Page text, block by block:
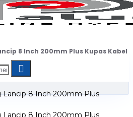
8 Inch 200mm Plus Kupas Kabel